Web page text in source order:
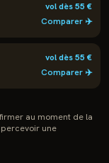
vol dès55 €
Comparer ✈️
vol dès55 €
Comparer ✈️
au moment de la
une